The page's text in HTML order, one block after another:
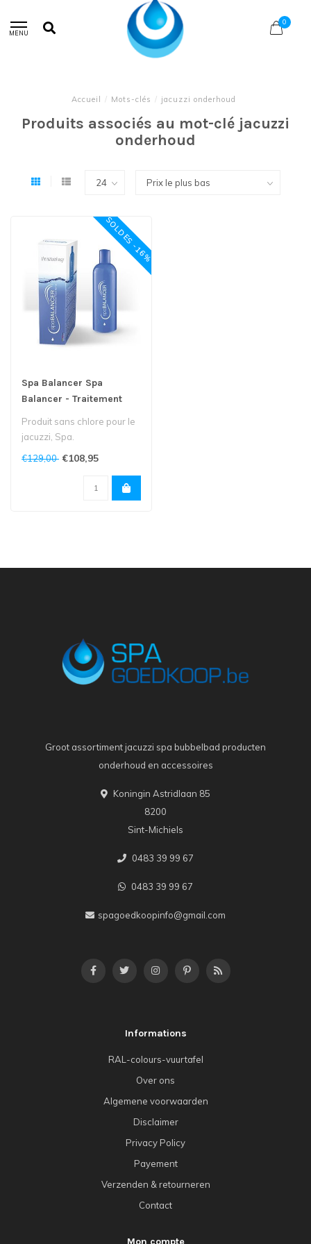
MENU
0
Accueil / Mots-clés / jacuzzi onderhoud
Produits associés au mot-clé jacuzzi
onderhoud
SOLDES -16%
Spa Balancer Spa
Balancer - Traitement
d'eau sans chlore
(750ml)
Produit sans chlore pour le
jacuzzi, Spa.
€129,00 €108,95
Groot assortiment jacuzzi spa bubbelbad producten
onderhoud en accessoires
Koningin Astridlaan 85
8200
Sint-Michiels
0483 39 99 67
0483 39 99 67
spagoedkoopinfo@gmail.com
Informations
RAL-colours-vuurtafel
Over ons
Algemene voorwaarden
Disclaimer
Privacy Policy
Payement
Verzenden & retourneren
Contact